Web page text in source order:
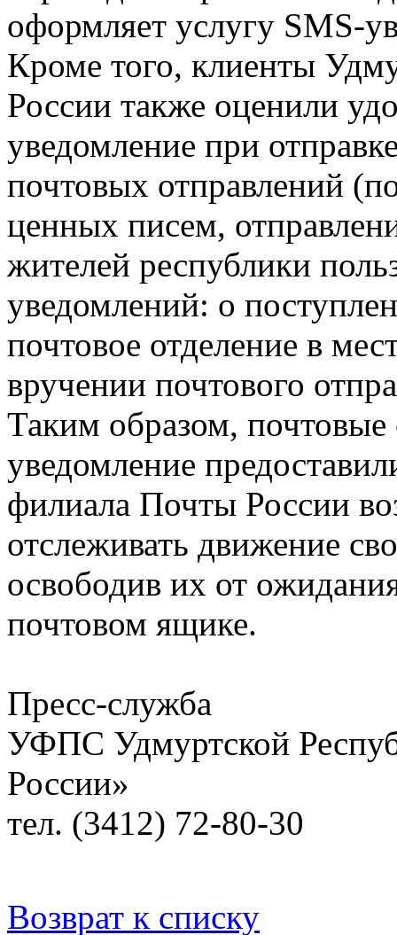
оформляет услугу SMS-
Кроме того, клиенты
России также оценили
уведомление при
почтовых отправлений
ценных писем,
жителей республики
уведомлений: о
почтовое отделение в
вручении почтового
Таким образом,
уведомление
филиала Почты России
отслеживать движение
освободив их от
почтовом ящике.
Пресс-служба
УФПС Удмуртской
России»
тел. (3412) 72-80-30
Возврат к списку